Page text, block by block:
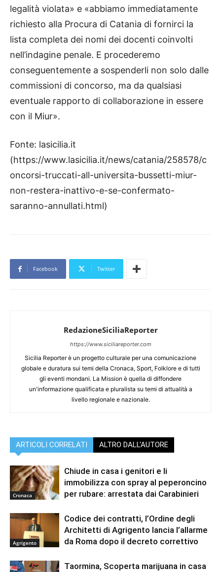
legalità violata» e «abbiamo immediatamente
richiesto alla Procura di Catania di fornirci la
lista completa dei nomi dei docenti coinvolti
nell’indagine penale. E procederemo
conseguentemente a sospenderli non solo dalle
commissioni di concorso, ma da qualsiasi
eventuale rapporto di collaborazione in essere
con il Miur».
Fonte: lasicilia.it
(https://www.lasicilia.it/news/catania/258578/c
oncorsi-truccati-all-universita-bussetti-miur-
non-restera-inattivo-e-se-confermato-
saranno-annullati.html)
Facebook Twitter
RedazioneSiciliaReporter
https://www.siciliareporter.com
Sicilia Reporter è un progetto culturale per una comunicazione
globale e duratura sui temi della Cronaca, Sport, Folklore e di tutti
gli eventi mondani. La Mission è quella di diffondere
un'informazione qualificata e pluralista su temi di attualità a
livello regionale e nazionale.
ARTICOLI CORRELATI ALTRO DALL'AUTORE
Cronaca
Chiude in casa i genitori e li
immobilizza con spray al peperoncino
per rubare: arrestata dai Carabinieri
Agrigento
Codice dei contratti, l’Ordine degli
Architetti di Agrigento lancia l’allarme
da Roma dopo il decreto correttivo
Taormina, Scoperta marijuana in casa